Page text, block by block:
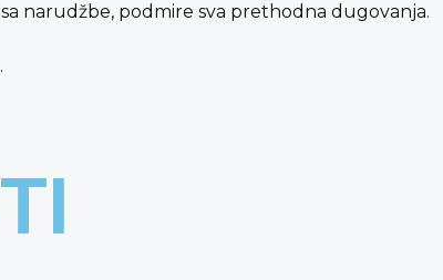
narudžbe, podmire sva prethodna dugovanja.